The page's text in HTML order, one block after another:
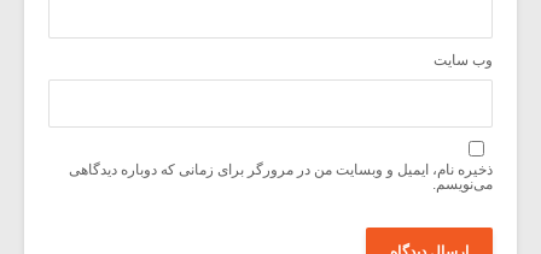
وب‌ سایت
ذخیره نام، ایمیل و وبسایت من در مرورگر برای زمانی که دوباره دیدگاهی
می‌نویسم.